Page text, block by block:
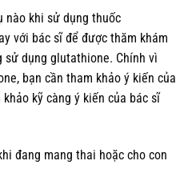
nào khi sử dụng thuốc
với bác sĩ để được thăm khám
dụng glutathione. Chính vì
bạn cần tham khảo ý kiến của
kỹ càng ý kiến của bác sĩ
đang mang thai hoặc cho con